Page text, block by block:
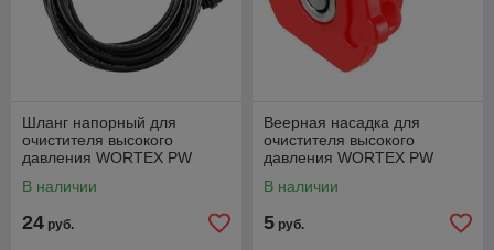
Шланг напорный для
очистителя высокого
давления WORTEX PW
1420-1)
В наличии
24 руб.
Веерная насадка для
очистителя высокого
давления WORTEX PW
град. (подходит для PW
В наличии
5 руб.